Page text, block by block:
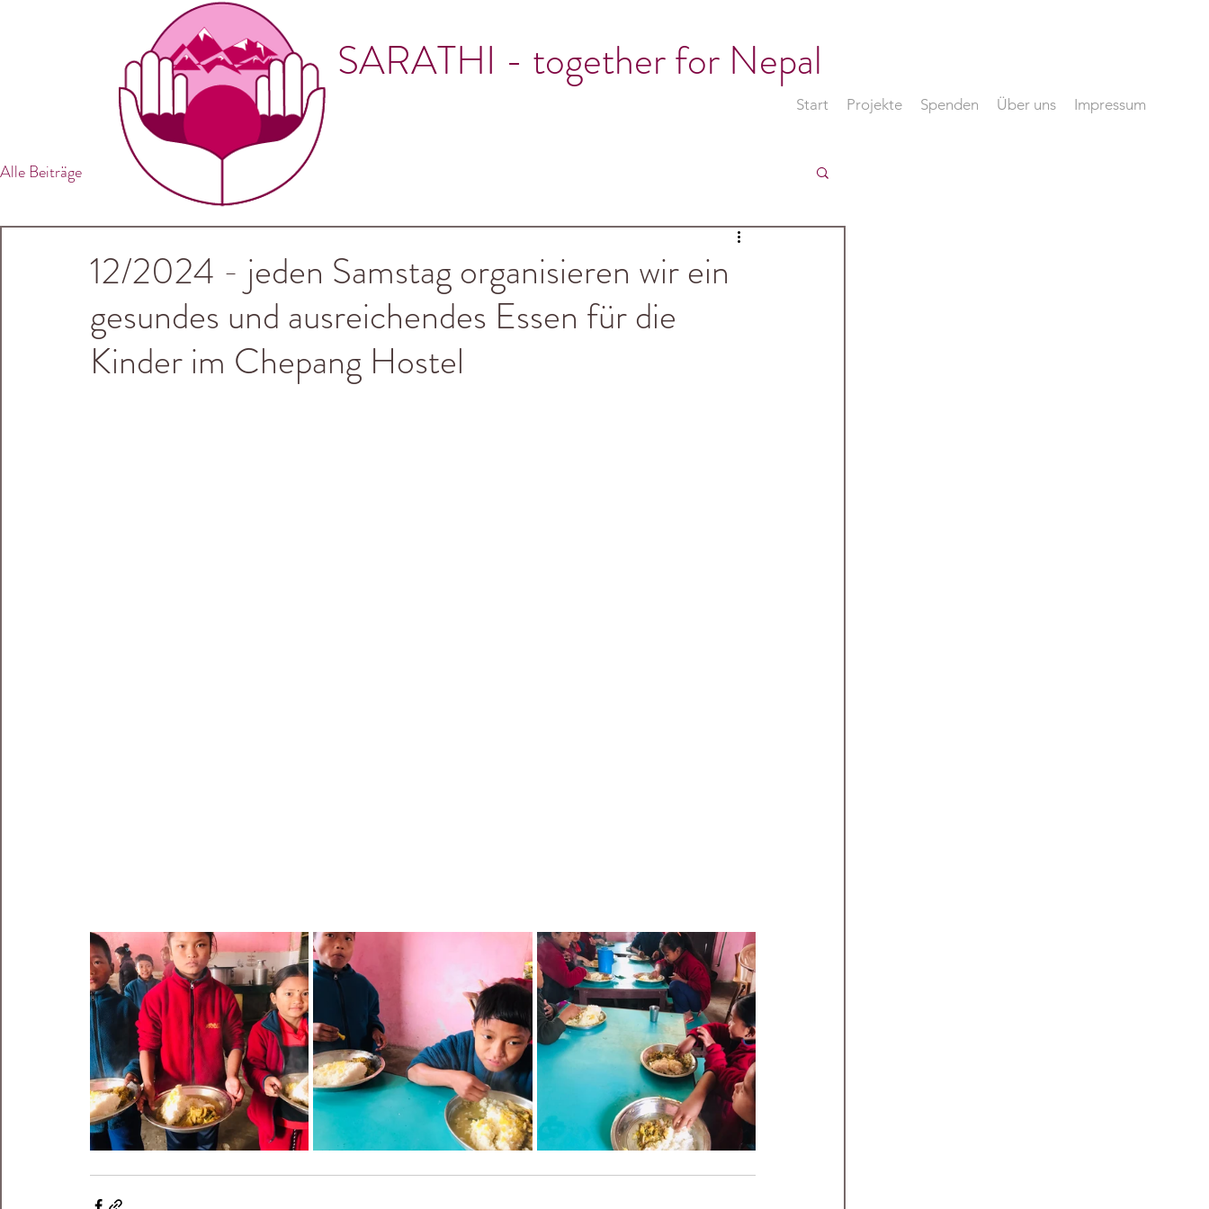
SARATHI - together for Nepal
Start Projekte Spenden Über uns Impressum
Alle Beiträge
12/2024 - jeden Samstag organisieren wir ein
gesundes und ausreichendes Essen für die
Kinder im Chepang Hostel